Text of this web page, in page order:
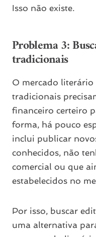
Isso não existe.
Problema 3:
tradicionais
O mercado literário
tradicionais
financeiro certeiro
forma, há pouco
inclui publicar
conhecidos, não
comercial ou que
estabelecidos no
Por isso, buscar
uma alternativa